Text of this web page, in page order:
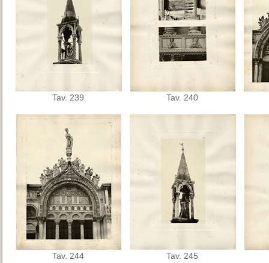
Tav. 239 Tav. 240
Tav. 244 Tav. 245